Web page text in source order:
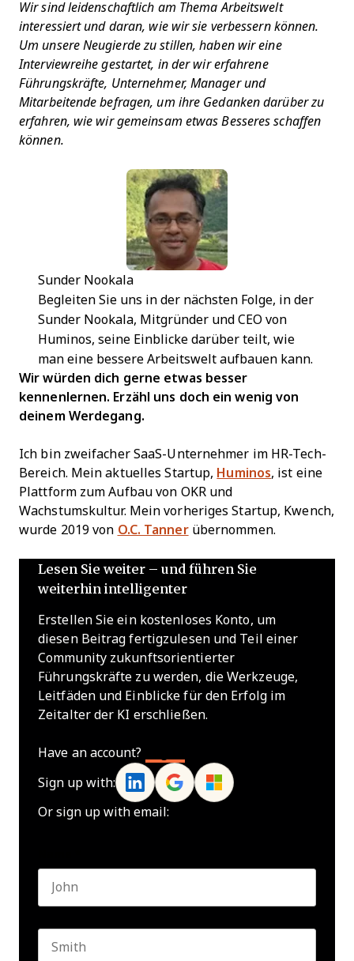
Wir sind leidenschaftlich am Thema Arbeitswelt
interessiert und daran, wie wir sie verbessern können.
Um unsere Neugierde zu stillen, haben wir eine
Interviewreihe gestartet, in der wir erfahrene
Führungskräfte, Unternehmer, Manager und
Mitarbeitende befragen, um ihre Gedanken darüber zu
erfahren, wie wir gemeinsam etwas Besseres schaffen
können.
Sunder Nookala
Begleiten Sie uns in der nächsten Folge, in der
Sunder Nookala, Mitgründer und CEO von
Huminos, seine Einblicke darüber teilt, wie
man eine bessere Arbeitswelt aufbauen kann.
Wir würden dich gerne etwas besser
kennenlernen. Erzähl uns doch ein wenig von
deinem Werdegang.
Ich bin zweifacher SaaS-Unternehmer im HR-Tech-
Bereich. Mein aktuelles Startup, Huminos, ist eine
Plattform zum Aufbau von OKR und
Wachstumskultur. Mein vorheriges Startup, Kwench,
wurde 2019 von O.C. Tannerübernommen.
Lesen Sie weiter – und führen Sie
weiterhin intelligenter
Erstellen Sie ein kostenloses Konto, um
diesen Beitrag fertigzulesen und Teil einer
Community zukunftsorientierter
Führungskräfte zu werden, die Werkzeuge,
Leitfäden und Einblicke für den Erfolg im
Zeitalter der KI erschließen.
Have an account?
Sign up with:
Or sign up with email: